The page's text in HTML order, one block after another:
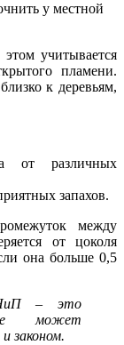
у местной
учитывается
пламени.
к деревьям,
от различных
запахов.
между
от цоколя
она больше 0,5
– это
может
законом.